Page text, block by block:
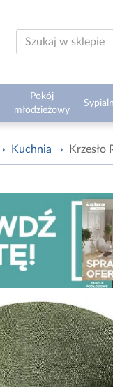
Pokój
młodzieżowy
› Kuchnia › Krzesło